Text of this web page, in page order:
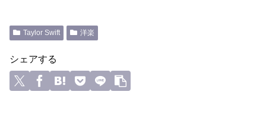
Taylor Swift 洋楽
シェアする